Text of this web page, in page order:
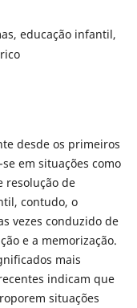
educação infantil,
desde os primeiros
em situações como
resolução de
contudo, o
vezes conduzido de
e a memorização.
mais
indicam que
situações